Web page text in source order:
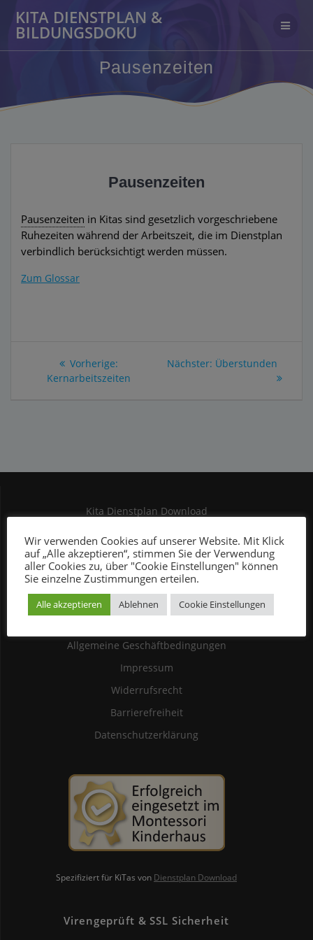
Inhalt
KITA DIENSTPLAN &
BILDUNGSDOKU
Pausenzeiten
Pausenzeiten
Pausenzeiten in Kitas sind gesetzlich vorgeschriebene
Ruhezeiten während der Arbeitszeit, die im Dienstplan
verbindlich berücksichtigt werden müssen.
Zum Glossar
Vorherige:Vorheriger
Beitrag:
Kernarbeitszeiten
Nächster: Nächster
Überstunden
Kita Dienstplan Download
Kontakt
Mein Konto
Service Dienstplan Download
Anwendung Dienstplan
Allgemeine Geschäftbedingungen
Impressum
Widerrufsrecht
Barrierefreiheit
Datenschutzerklärung
Spezifiziert für KiTas von Dienstplan Download
Virengeprüft & SSL Sicherheit
Wir verwenden Cookies auf unserer Website. Mit Klick
auf „Alle akzeptieren“, stimmen Sie der Verwendung
aller Cookies zu, über "Cookie Einstellungen" können
Sie einzelne Zustimmungen erteilen.
Alle akzeptieren Ablehnen Cookie Einstellungen